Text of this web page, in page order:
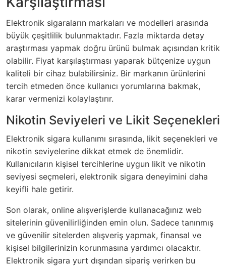
Elektronik sigaraların markaları ve modelleri arasında
büyük çeşitlilik bulunmaktadır. Fazla miktarda detay
araştırması yapmak doğru ürünü bulmak açısından kritik
olabilir. Fiyat karşılaştırması yaparak bütçenize uygun
kaliteli bir cihaz bulabilirsiniz. Bir markanın ürünlerini
tercih etmeden önce kullanıcı yorumlarına bakmak,
karar vermenizi kolaylaştırır.
Nikotin Seviyeleri ve Likit Seçenekleri
Elektronik sigara kullanımı sırasında, likit seçenekleri ve
nikotin seviyelerine dikkat etmek de önemlidir.
Kullanıcıların kişisel tercihlerine uygun likit ve nikotin
seviyesi seçmeleri, elektronik sigara deneyimini daha
keyifli hale getirir.
Son olarak, online alışverişlerde kullanacağınız web
sitelerinin güvenilirliğinden emin olun. Sadece tanınmış
ve güvenilir sitelerden alışveriş yapmak, finansal ve
kişisel bilgilerinizin korunmasına yardımcı olacaktır.
Elektronik sigara yurt dışından sipariş verirken bu